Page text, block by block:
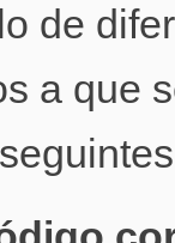
de
a que